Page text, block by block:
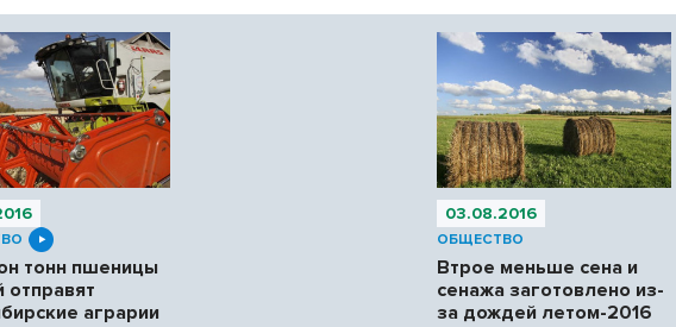
тонн пшеницы
отправят
аграрии
03.08.2016
ОБЩЕСТВО
Втрое меньше сена и
сенажа заготовлено из-
за дождей летом-2016